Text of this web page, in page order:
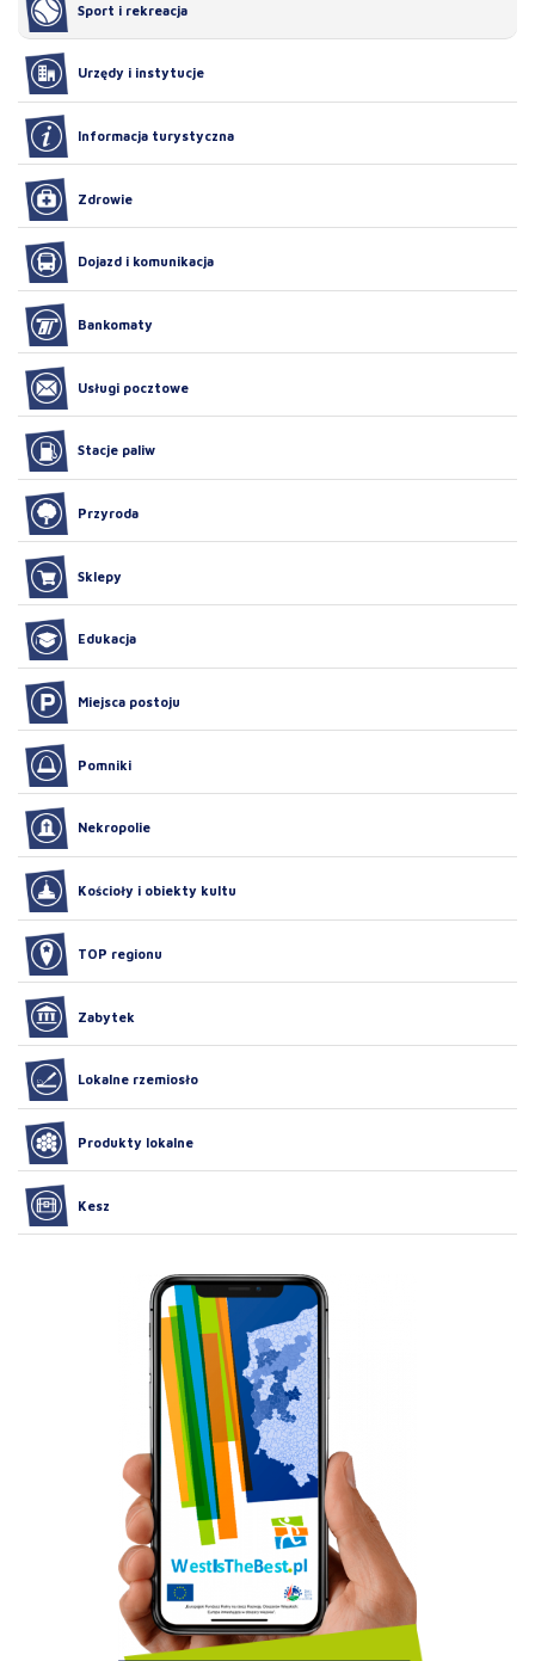
Sport i rekreacja
Urzędy i instytucje
Informacja turystyczna
Zdrowie
Dojazd i komunikacja
Bankomaty
Usługi pocztowe
Stacje paliw
Przyroda
Sklepy
Edukacja
Miejsca postoju
Pomniki
Nekropolie
Kościoły i obiekty kultu
TOP regionu
Zabytek
Lokalne rzemiosło
Produkty lokalne
Kesz